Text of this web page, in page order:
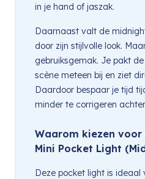
in je hand of jaszak.
Daarnaast valt de
door zijn stijlvolle look.
gebruiksgemak. Je pakt
scène meteen bij en ziet
Daardoor bespaar je tijd
minder te corrigeren
Waarom kiezen voor
Mini Pocket Light
Deze pocket light is ideaal